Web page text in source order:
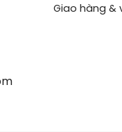
Giao hàng &